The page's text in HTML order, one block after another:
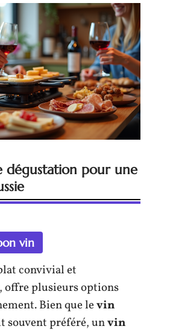
dégustation pour une
vin
convivial et
offre plusieurs options
Bien que levin
souvent préféré, unvin